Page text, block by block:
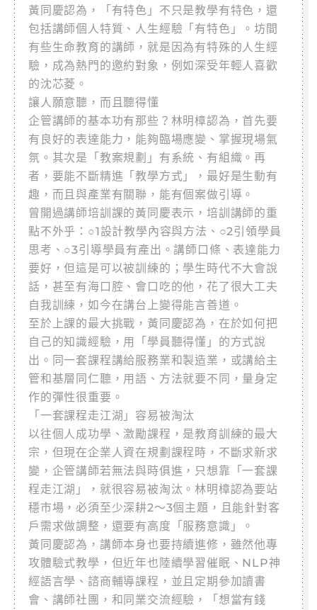
黃同慶認為，「有特色」不只是教學有特色，還
包括講師個人特質、人生經驗「有特色」。坊間
有些生命教育的講師，就是因為有特殊的人生經
驗，成為熱門的邀約對象，例如深受年輕人喜歡
的沈芯菱。
讓人願意聽，而且聽得懂
企管講師的基本功有那些？林明樟認為，首先要
有良好的表達能力，能夠臨場應變、掌握現場氣
氛。其次是「教案規劃」有系統、有組織。再
者，要能不斷精進「教學方式」，最好是生動有
趣，而且與產業有關聯，能有個案做引導。
曾開過講師培訓課的黃同慶表示，培訓講師的重
點不外乎：○1設計教學內容與方法、○2引領學員
思考、○3引導學員有產出。講師口條、表達能力
要好，但這是可以被訓練的；學生時代不大會說
話，甚至有海口腔、會口吃的他，花了很大工夫
自我訓練，如今在講台上變得能言善道。
至於上課的最大挑戰，黃同慶認為，在於如何把
自己的知識經驗，用「學員聽得懂」的方式說
出。同一套課程講給服務業和製造業，或講給主
管和基層同仁聽，用語、方法就要不同，量身定
作的彈性很重要。
「一套課程走江湖」容易被淘汰
以往個人成功學、激勵課程，是教育訓練的最大
宗，但現在企業人資在規劃課程時，不斷求新求
變，企管講師若無法與時俱進，只想靠「一套課
程走江湖」，就很容易被淘汰。林明樟認為要站
穩市場，必須至少深耕2～3個主題，且能針對客
戶需求做調整，還要有高度「服務意識」。
黃同慶認為，講師本身也要持續進修，雖然他專
攻體驗式教學，但近年也陸續學習催眠、NLP神
經語言學、諮商輔導課程，並且定期參加讀書
會、講師社團，和同業交流經驗，「想當有錢